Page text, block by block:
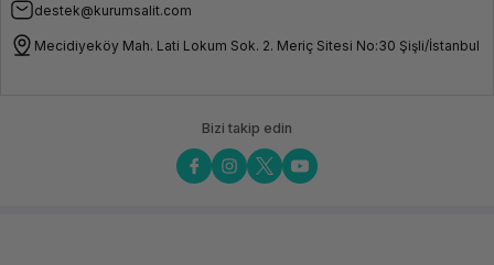
destek@kurumsalit.com
Mecidiyeköy Mah. Lati Lokum Sok. 2. Meriç Sitesi No:30 Şişli/İstanbul
Bizi takip edin